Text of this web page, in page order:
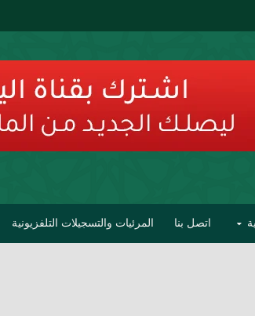
اتصل بنا المرئيات والتسجيلات التلفزيونية